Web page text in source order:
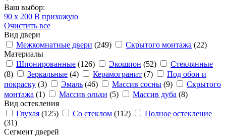
Ваш выбор:
90 x 200 В прихожую
Очистить все
Вид двери
Межкомнатные двери (249) Скрытого монтажа (22)
Материалы
Шпонированные (126) Экошпон (52)
Стеклянные
(8)
Зеркальные (4) Керамогранит (7)
Под обои и
покраску (3) Эмаль (46) Массив сосны (9)
Скрытого
монтажа (1) Массив ольхи (5) Массив дуба (8)
Вид остекления
Глухая (125) Со стеклом (112)
Полное остекление
(31)
Сегмент дверей